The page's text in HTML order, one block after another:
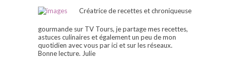
Créatrice de recettes et chroniqueuse
gourmande sur TV Tours, je partage mes recettes,
astuces culinaires et également un peu de mon
quotidien avec vous par ici et sur les réseaux.
Bonne lecture. Julie